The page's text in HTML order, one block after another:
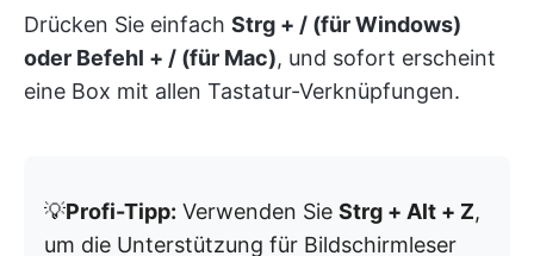
Drücken Sie einfach Strg + / (für Windows)
oder Befehl + / (für Mac), und sofort erscheint
eine Box mit allen Tastatur-Verknüpfungen.
💡Profi-Tipp: Verwenden Sie Strg + Alt + Z,
um die Unterstützung für Bildschirmleser